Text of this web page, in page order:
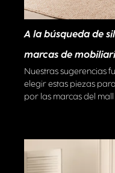
A la búsqueda de
marcas de
Nuestras sugerencias
elegir estas piezas
por las marcas del